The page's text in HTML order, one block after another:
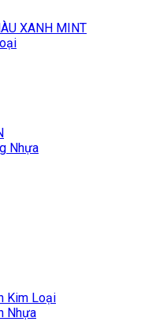
XANH MINT
Nhựa
Kim Loại
Nhựa